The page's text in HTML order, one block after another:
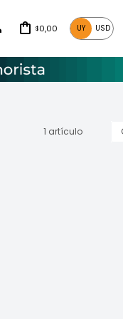
$0,00 UY USD
1 artículo